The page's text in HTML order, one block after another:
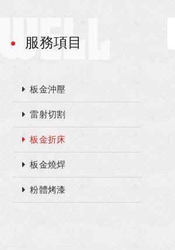
服務項目
板金沖壓
雷射切割
板金折床
板金燒焊
粉體烤漆